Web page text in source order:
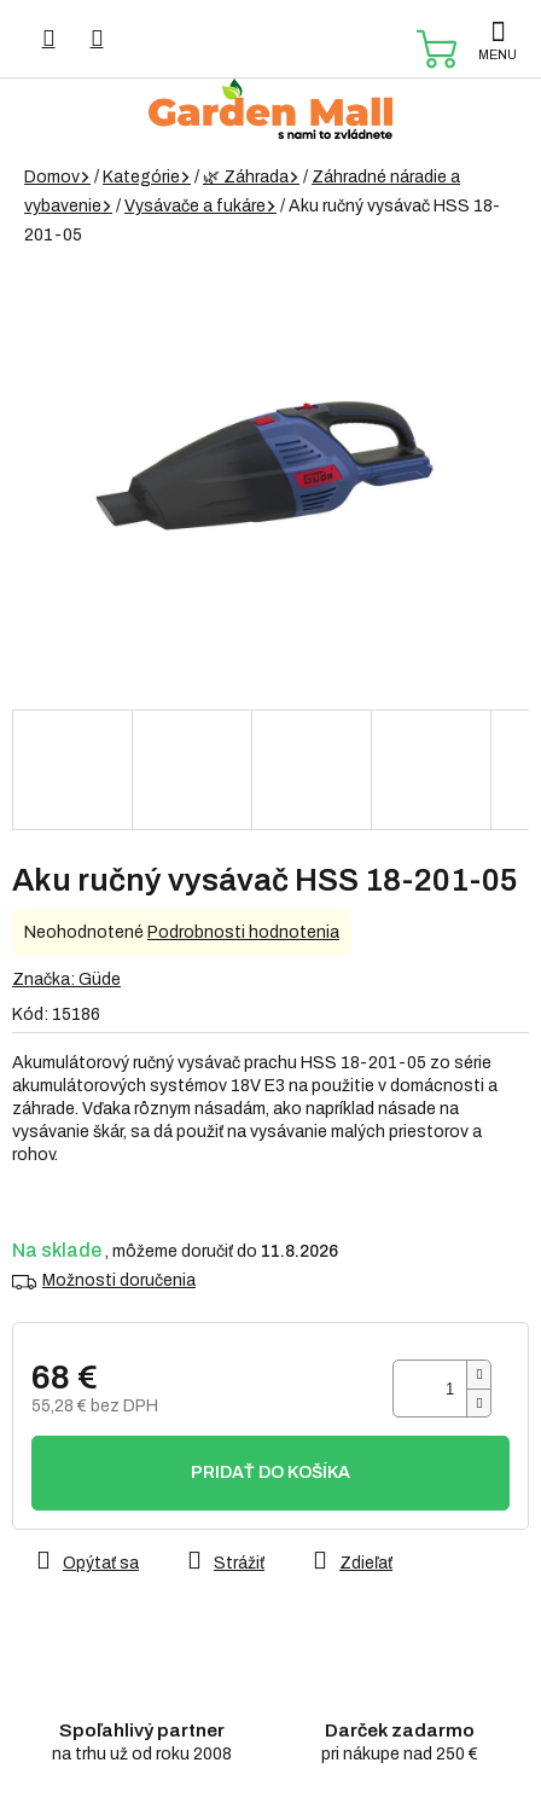
Domov / Kategórie / 🌿 Záhrada / Záhradné náradie a
vybavenie
/ Vysávače a fukáre / Aku ručný vysávač HSS 18-
201-05
Aku ručný vysávač HSS 18-201-05
Kód: 15186
Na sklade
11.8.2026
Možnosti doručenia
68 €
55,28 € bez DPH
Jednotková
PRIDAŤ DO KOŠÍKA
Akumulátorový ručný vysávač prachu HSS 18-201-05 zo série
akumulátorových systémov 18V E3 na použitie v domácnosti a
záhrade. Vďaka rôznym násadám, ako napríklad násade na
vysávanie škár, sa dá použiť na vysávanie malých priestorov a
rohov.
Opýtať sa Strážiť Zdieľať
Spoľahlivý partner
na trhu už od roku 2008
Darček zadarmo
pri nákupe nad 250 €
Priemerné
produktu
0,0
5
hviezdičiek.
Neohodnotené Podrobnosti hodnotenia
Značka: Güde